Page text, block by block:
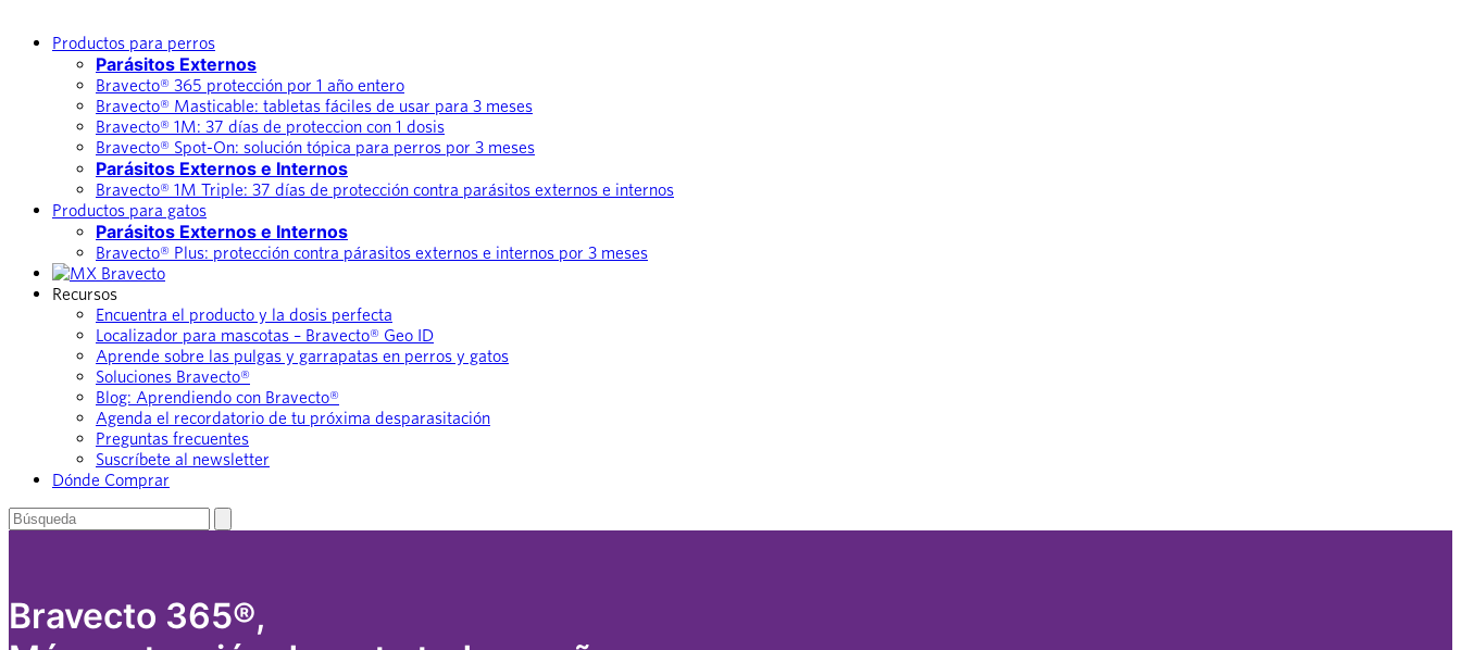
Productos para perros
Parásitos Externos
Bravecto® 365 protección por 1 año entero
Bravecto® Masticable: tabletas fáciles de usar para 3 meses
Bravecto® 1M: 37 días de proteccion con 1 dosis
Bravecto® Spot-On: solución tópica para perros por 3 meses
Parásitos Externos e Internos
Bravecto® 1M Triple: 37 días de protección contra parásitos externos e internos
Productos para gatos
Parásitos Externos e Internos
Bravecto® Plus: protección contra párasitos externos e internos por 3 meses
Recursos
Encuentra el producto y la dosis perfecta
Localizador para mascotas – Bravecto® Geo ID
Aprende sobre las pulgas y garrapatas en perros y gatos
Soluciones Bravecto®
Blog: Aprendiendo con Bravecto®
Agenda el recordatorio de tu próxima desparasitación
Preguntas frecuentes
Suscríbete al newsletter
Dónde Comprar
Buscar
por
búsqueda
Bravecto 365®,